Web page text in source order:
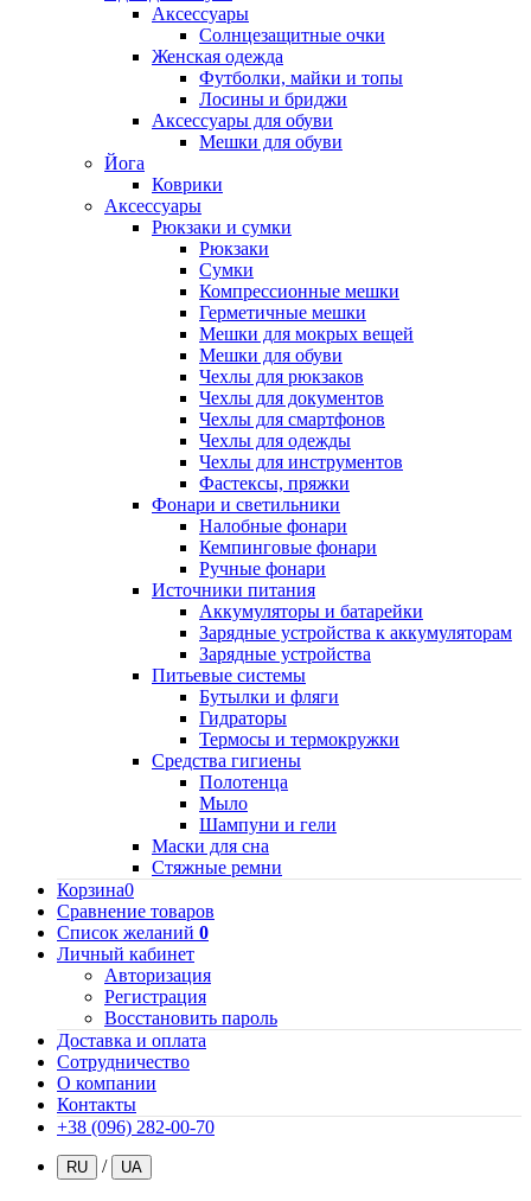
Аксессуары
Солнцезащитные очки
Женская одежда
Футболки, майки и топы
Лосины и бриджи
Аксессуары для обуви
Мешки для обуви
Йога
Коврики
Аксессуары
Рюкзаки и сумки
Рюкзаки
Сумки
Компрессионные мешки
Герметичные мешки
Мешки для мокрых вещей
Мешки для обуви
Чехлы для рюкзаков
Чехлы для документов
Чехлы для смартфонов
Чехлы для одежды
Чехлы для инструментов
Фастексы, пряжки
Фонари и светильники
Налобные фонари
Кемпинговые фонари
Ручные фонари
Источники питания
Аккумуляторы и батарейки
Зарядные устройства к аккумуляторам
Зарядные устройства
Питьевые системы
Бутылки и фляги
Гидраторы
Термосы и термокружки
Средства гигиены
Полотенца
Мыло
Шампуни и гели
Маски для сна
Стяжные ремни
Корзина0
Сравнение товаров
Список желаний 0
Личный кабинет
Авторизация
Регистрация
Восстановить пароль
Доставка и оплата
Сотрудничество
О компании
Контакты
+38 (096) 282-00-70
RU / UA